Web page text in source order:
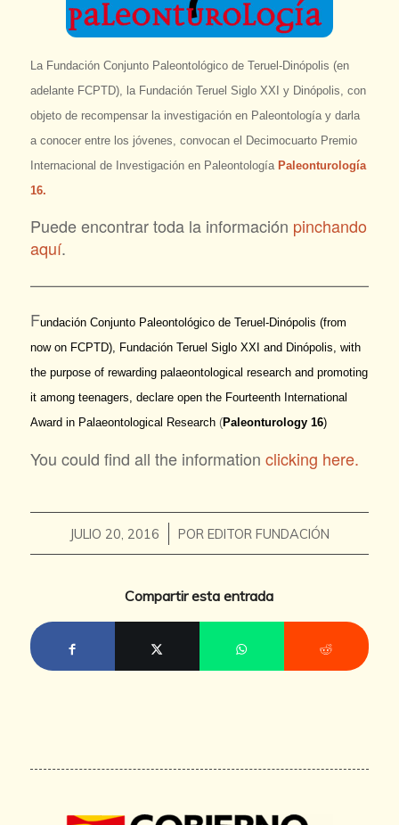
La Fundación Conjunto Paleontológico de Teruel-Dinópolis (en
adelante FCPTD), la Fundación Teruel Siglo XXI y Dinópolis, con
objeto de recompensar la investigación en Paleontología y darla
a conocer entre los jóvenes, convocan el Decimocuarto Premio
Internacional de Investigación en Paleontología Paleonturología
16.
Puede encontrar toda la información pinchando
aquí.
Fundación Conjunto Paleontológico de Teruel-Dinópolis (from
now on FCPTD), Fundación Teruel Siglo XXI and Dinópolis, with
the purpose of rewarding palaeontological research and promoting
it among teenagers, declare open the Fourteenth International
Award in Palaeontological Research (Paleonturology 16)
You could find all the information clicking here.
JULIO 20, 2016
/ POR EDITOR FUNDACIÓN
Compartir esta entrada